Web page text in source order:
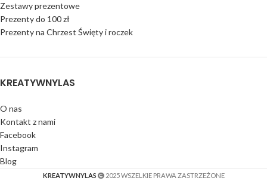
Zestawy prezentowe
Prezenty do 100 zł
Prezenty na Chrzest Święty i roczek
KREATYWNYLAS
O nas
Kontakt z nami
Facebook
Instagram
Blog
KREATYWNYLAS 2025 WSZELKIE PRAWA ZASTRZEŻONE